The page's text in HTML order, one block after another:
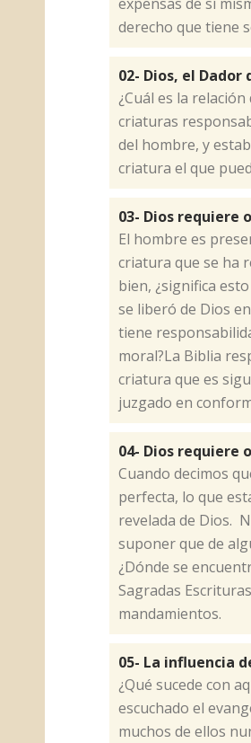
derecho que tiene
02- Dios, el Dador
​¿Cuál es la
criaturas
del hombre, y
criatura el que
03- Dios requiere
​El hombre es
criatura que se ha
bien, ¿significa
se liberó de Dios
tiene
moral?La Biblia
criatura que es
juzgado en
04- Dios requiere
​Cuando decimos
perfecta, lo que
revelada de Dios.
suponer que de
¿Dónde se
Sagradas
mandamientos.
05- La influencia
​¿Qué sucede con
escuchado el
muchos de ellos